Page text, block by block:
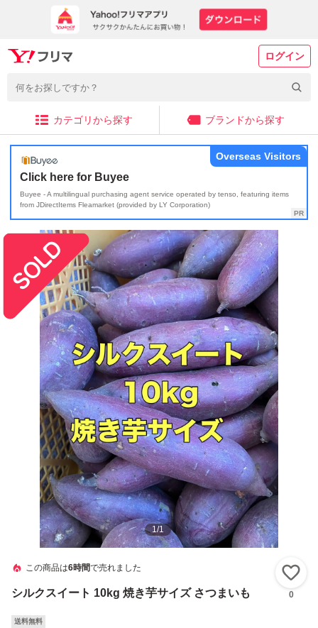
ログイン
カテゴリから探す ブランドから探す
Click here for Buyee
Buyee - A multilingual purchasing agent service operated by tenso, featuring items
from JDirectItems Fleamarket (provided by LY Corporation)
Overseas Visitors
1/1
この商品は6時間で売れました
シルクスイート 10kg 焼き芋サイズ さつまいも 0
送料無料